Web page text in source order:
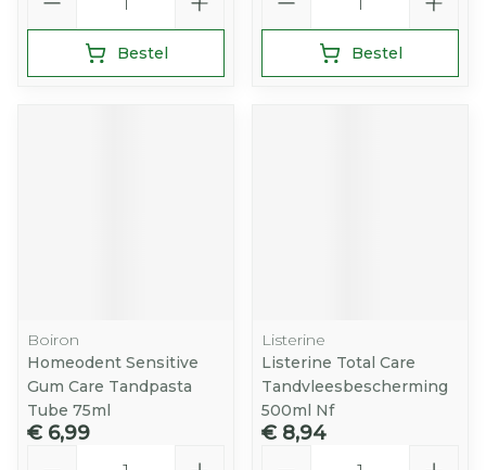
Bestel Bestel
Boiron
Homeodent Sensitive
Gum Care Tandpasta
Tube 75ml
€ 6,99
Listerine
Listerine Total Care
Tandvleesbescherming
500ml Nf
€ 8,94